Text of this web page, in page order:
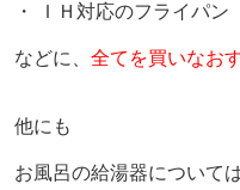
・ ＩＨ対応のフライパン
などに、 全てを買いなお
他にも
お風呂の給湯器について